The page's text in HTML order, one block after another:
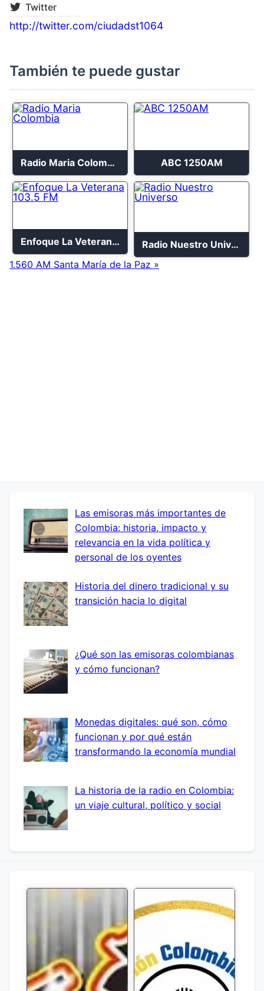
Las emisoras más importantes de
Colombia: historia, impacto y
relevancia en la vida política y
personal de los oyentes
Historia del dinero tradicional y su
transición hacia lo digital
¿Qué son las emisoras colombianas
y cómo funcionan?
Monedas digitales: qué son, cómo
funcionan y por qué están
transformando la economía mundial
La historia de la radio en Colombia:
un viaje cultural, político y social
Twitter
http://twitter.com/ciudadst1064
También te puede gustar
Radio Maria Colombia ABC 1250AM
Enfoque La Veterana 103.5 FM
Radio Nuestro Universo
1.560 AM Santa María de la Paz »